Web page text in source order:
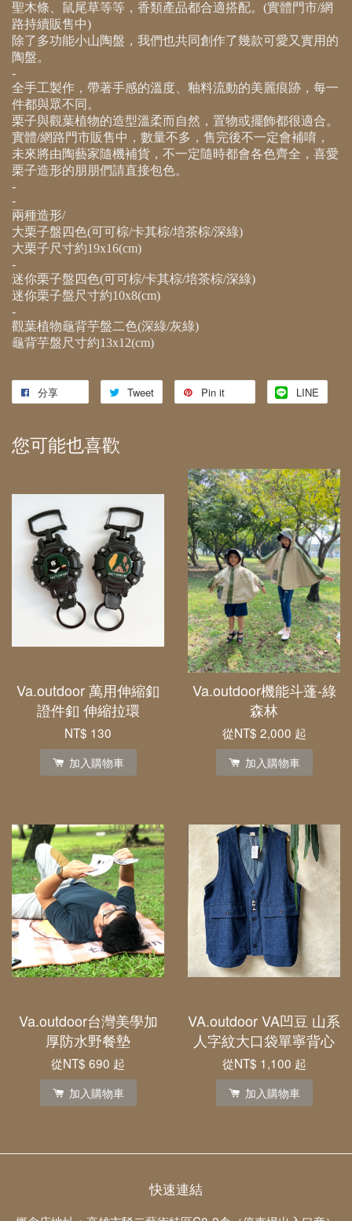
聖木條、鼠尾草等等，香類產品都合適搭配。(實體門市/網
路持續販售中)
除了多功能小山陶盤，我們也共同創作了幾款可愛又實用的
陶盤。
-
全手工製作，帶著手感的溫度、釉料流動的美麗痕跡，每一
件都與眾不同。
栗子與觀葉植物的造型溫柔而自然，置物或擺飾都很適合。
實體/網路門市販售中，數量不多，售完後不一定會補唷，
未來將由陶藝家隨機補貨，不一定隨時都會各色齊全，喜愛
栗子造形的朋朋們請直接包色。
-
-
兩種造形/
大栗子盤四色(可可棕/卡其棕/培茶棕/深綠)
大栗子尺寸約19x16(cm)
-
迷你栗子盤四色(可可棕/卡其棕/培茶棕/深綠)
迷你栗子盤尺寸約10x8(cm)
-
觀葉植物龜背芋盤二色(深綠/灰綠)
龜背芋盤尺寸約13x12(cm)
分享 Tweet Pin it LINE
您可能也喜歡
Va.outdoor 萬用伸縮釦
證件釦 伸縮拉環
NT$ 130
加入購物車
Va.outdoor機能斗蓬-綠
森林
從NT$ 2,000 起
加入購物車
Va.outdoor台灣美學加
厚防水野餐墊
從NT$ 690 起
加入購物車
VA.outdoor VA凹豆 山系
人字紋大口袋單寧背心
從NT$ 1,100 起
加入購物車
快速連結